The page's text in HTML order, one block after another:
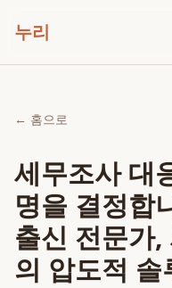
누리
← 홈으로
세무조사 대
명을 결정합
출신 전문가
의 압도적 솔